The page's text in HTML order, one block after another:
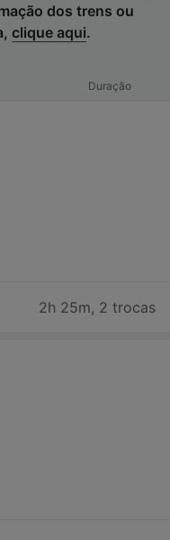
dos trens ou
clique aqui.
Duração
2h 25m, 2 trocas